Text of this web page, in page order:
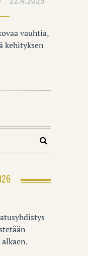
vauhtia,
kehityksen